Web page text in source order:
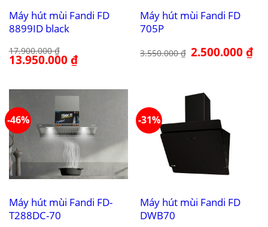
Máy hút mùi Fandi FD
8899ID black
17.900.000₫
Giá
gốc
13.950.000₫Giá
hiện
13.950.000 ₫.
Máy hút mùi Fandi FD
705P
3.550.000₫ Giá
gốc
2.500.000₫Giá
-46%
Máy hút mùi Fandi FD-
T288DC-70
-31%
Máy hút mùi Fandi FD
DWB70